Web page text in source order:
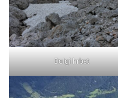
Dolgi hrbet